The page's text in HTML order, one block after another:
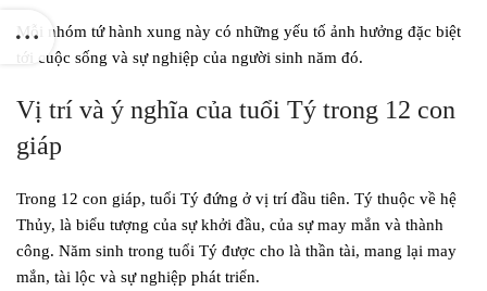
Mỗi nhóm tứ hành xung này có những yếu tố ảnh hưởng đặc biệt
tới cuộc sống và sự nghiệp của người sinh năm đó.
Vị trí và ý nghĩa của tuổi Tý trong 12 con
giáp
Trong 12 con giáp, tuổi Tý đứng ở vị trí đầu tiên. Tý thuộc về hệ
Thủy, là biểu tượng của sự khởi đầu, của sự may mắn và thành
công. Năm sinh trong tuổi Tý được cho là thần tài, mang lại may
mắn, tài lộc và sự nghiệp phát triển.